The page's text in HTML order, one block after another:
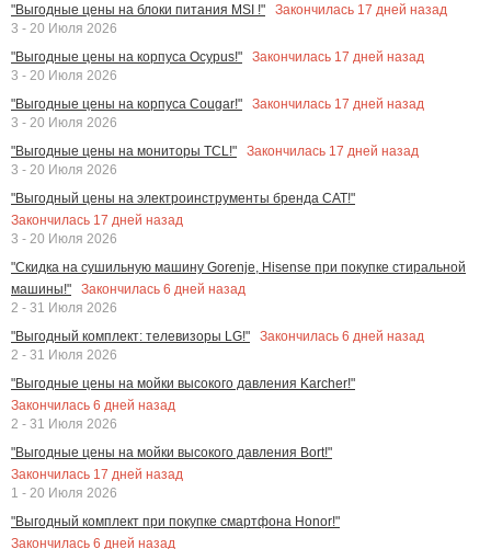
"Выгодные цены на блоки питания MSI !"
Закончилась 17 дней назад
3 - 20 Июля 2026
"Выгодные цены на корпуса Ocypus!"
Закончилась 17 дней назад
3 - 20 Июля 2026
"Выгодные цены на корпуса Cougar!"
Закончилась 17 дней назад
3 - 20 Июля 2026
"Выгодные цены на мониторы TCL!"
Закончилась 17 дней назад
3 - 20 Июля 2026
"Выгодный цены на электроинструменты бренда CAT!"
Закончилась 17 дней назад
3 - 20 Июля 2026
"Скидка на сушильную машину Gorenje, Hisense при покупке стиральной
машины!"
Закончилась 6 дней назад
2 - 31 Июля 2026
"Выгодный комплект: телевизоры LG!"
Закончилась 6 дней назад
2 - 31 Июля 2026
"Выгодные цены на мойки высокого давления Karcher!"
Закончилась 6 дней назад
2 - 31 Июля 2026
"Выгодные цены на мойки высокого давления Bort!"
Закончилась 17 дней назад
1 - 20 Июля 2026
"Выгодный комплект при покупке смартфона Honor!"
Закончилась 6 дней назад